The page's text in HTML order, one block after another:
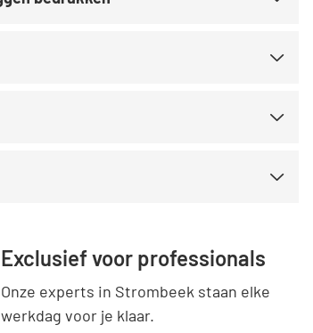
Exclusief voor professionals
Onze experts in Strombeek staan elke
werkdag voor je klaar.